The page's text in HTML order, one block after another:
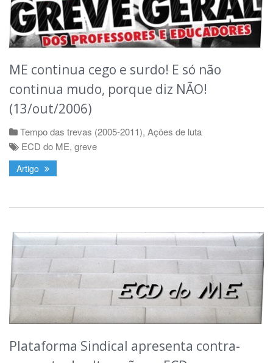
ME continua cego e surdo! E só não
continua mudo, porque diz NÃO!
(13/out/2006)
Tempo das trevas (2005-2011), Ações de luta
ECD do ME, greve
Artigo
Plataforma Sindical apresenta contra-